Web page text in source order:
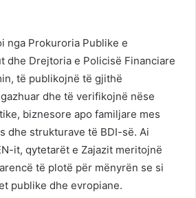
nga Prokuroria Publike e
dhe Drejtoria e Policisë Financiare
të publikojnë të gjithë
dhe të verifikojnë nëse
biznesore apo familjare mes
dhe strukturave të BDI-së. Ai
it, qytetarët e Zajazit meritojnë
të plotë për mënyrën se si
publike dhe evropiane.